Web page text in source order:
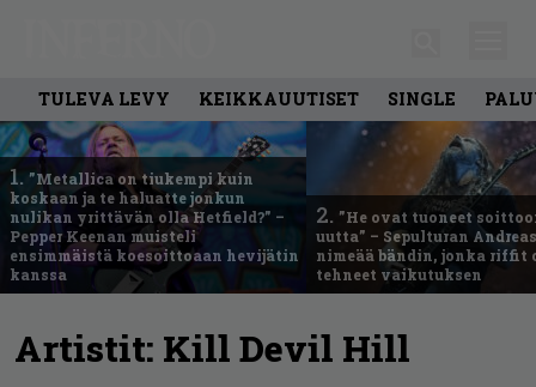
TULEVA LEVY KEIKKAUUTISET SINGLE
1. ”Metallica on tiukempi kuin
koskaan ja te haluatte jonkun
nulikan yrittävän olla Hetfield?” –
Pepper Keenan muisteli
ensimmäistä koesoittoaan hevijätin
kanssa
2. ”He ovat tuoneet
uutta” – Sepulturan
nimeää bändin, jonka riffit
tehneet vaikutuksen
Artistit: Kill Devil Hill